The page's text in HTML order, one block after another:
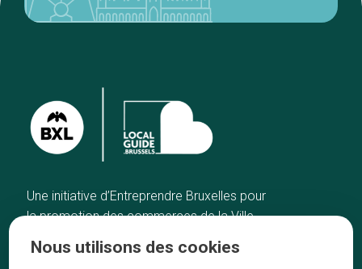
Une initiative d’Entreprendre Bruxelles pour
la promotion des commerces de la Ville
Accueil
Artisans
Nous utilisons des cookies